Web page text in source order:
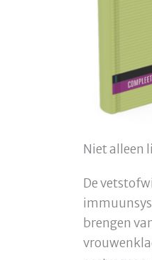
Niet alleen
De
brengen